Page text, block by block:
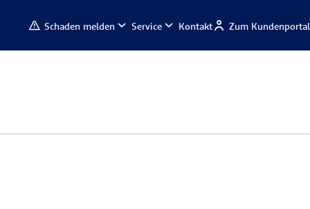
Schaden melden Service Kontakt Zum Kundenportal